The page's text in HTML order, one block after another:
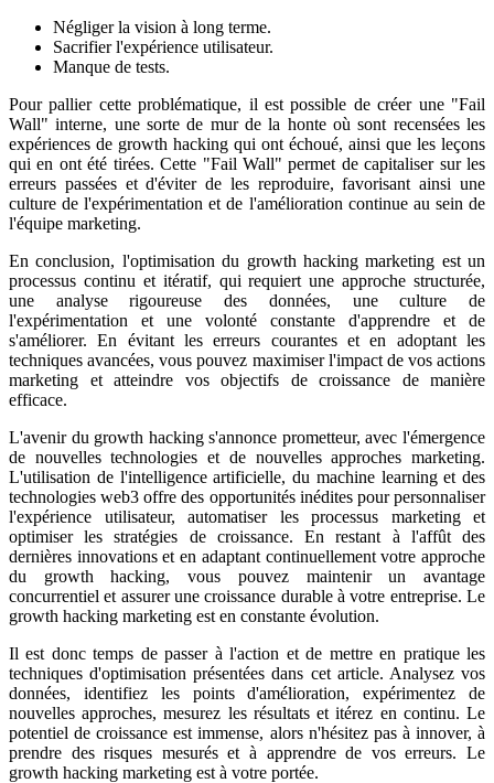
Négliger la vision à long terme.
Sacrifier l'expérience utilisateur.
Manque de tests.
Pour pallier cette problématique, il est possible de créer une "Fail
Wall" interne, une sorte de mur de la honte où sont recensées les
expériences de growth hacking qui ont échoué, ainsi que les leçons
qui en ont été tirées. Cette "Fail Wall" permet de capitaliser sur les
erreurs passées et d'éviter de les reproduire, favorisant ainsi une
culture de l'expérimentation et de l'amélioration continue au sein de
l'équipe marketing.
En conclusion, l'optimisation du growth hacking marketing est un
processus continu et itératif, qui requiert une approche structurée,
une analyse rigoureuse des données, une culture de
l'expérimentation et une volonté constante d'apprendre et de
s'améliorer. En évitant les erreurs courantes et en adoptant les
techniques avancées, vous pouvez maximiser l'impact de vos actions
marketing et atteindre vos objectifs de croissance de manière
efficace.
L'avenir du growth hacking s'annonce prometteur, avec l'émergence
de nouvelles technologies et de nouvelles approches marketing.
L'utilisation de l'intelligence artificielle, du machine learning et des
technologies web3 offre des opportunités inédites pour personnaliser
l'expérience utilisateur, automatiser les processus marketing et
optimiser les stratégies de croissance. En restant à l'affût des
dernières innovations et en adaptant continuellement votre approche
du growth hacking, vous pouvez maintenir un avantage
concurrentiel et assurer une croissance durable à votre entreprise. Le
growth hacking marketing est en constante évolution.
Il est donc temps de passer à l'action et de mettre en pratique les
techniques d'optimisation présentées dans cet article. Analysez vos
données, identifiez les points d'amélioration, expérimentez de
nouvelles approches, mesurez les résultats et itérez en continu. Le
potentiel de croissance est immense, alors n'hésitez pas à innover, à
prendre des risques mesurés et à apprendre de vos erreurs. Le
growth hacking marketing est à votre portée.